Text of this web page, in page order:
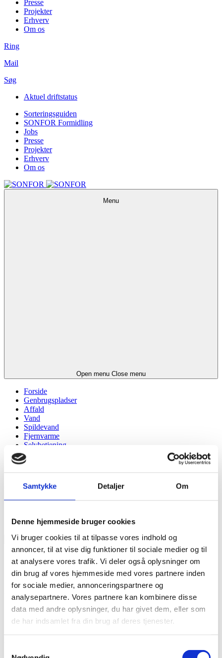
Samtykke Detaljer Om
Denne hjemmeside bruger cookies
Vi bruger cookies til at tilpasse vores indhold og
annoncer, til at vise dig funktioner til sociale medier og til
at analysere vores trafik. Vi deler også oplysninger om
din brug af vores hjemmeside med vores partnere inden
for sociale medier, annonceringspartnere og
analysepartnere. Vores partnere kan kombinere disse
data med andre oplysninger, du har givet dem, eller som
de har indsamlet fra din brug af deres tjenester.
Presse
Projekter
Erhverv
Om os
Ring
Mail
Søg
Aktuel driftstatus
Sorteringsguiden
SONFOR Formidling
Jobs
Presse
Projekter
Erhverv
Om os
Menu
Open menu Close menu
Forside
Genbrugspladser
Affald
Vand
Spildevand
Fjernvarme
Selvbetjening
Søg
hjemmesiden
Søg
Selvbetjening
Pressematerialer
Hent vores logo og pressebilleder
Du er velkommen til at hente og bruge vores logo og pressebilleder i